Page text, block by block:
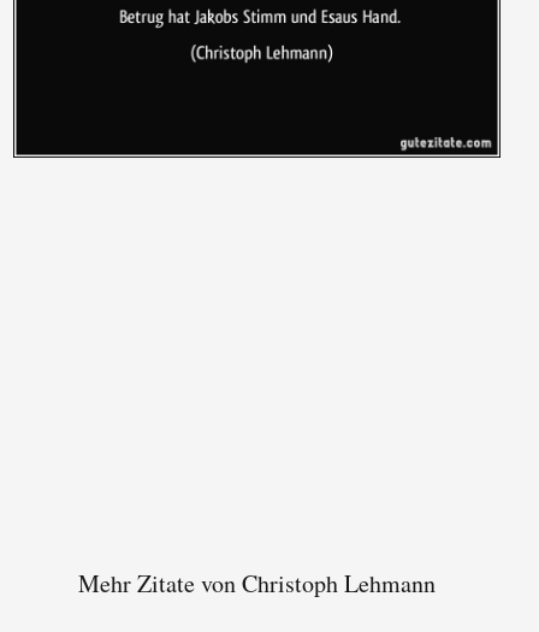
Mehr Zitate von Christoph Lehmann